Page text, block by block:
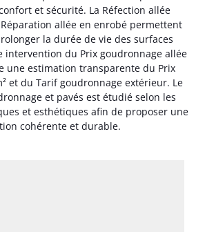
et sécurité. La Réfection allée
allée en enrobé permettent
la durée de vie des surfaces
intervention du Prix goudronnage allée
une estimation transparente du Prix
et du Tarif goudronnage extérieur. Le
et pavés est étudié selon les
et esthétiques afin de proposer une
cohérente et durable.